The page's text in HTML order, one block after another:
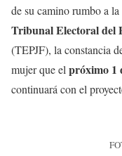
de su camino rumbo a
Tribunal Electoral del
(TEPJF), la constancia
mujer que elpróximo 1
continuará con el